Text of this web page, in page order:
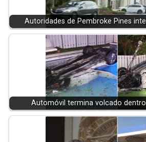
Autoridades de Pembroke Pines
Automóvil termina volcado